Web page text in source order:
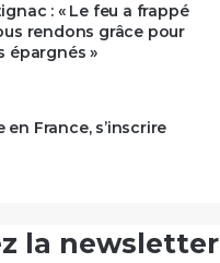
: « Le feu a frappé
rendons grâce pour
épargnés »
en France, s’inscrire
la newsletter